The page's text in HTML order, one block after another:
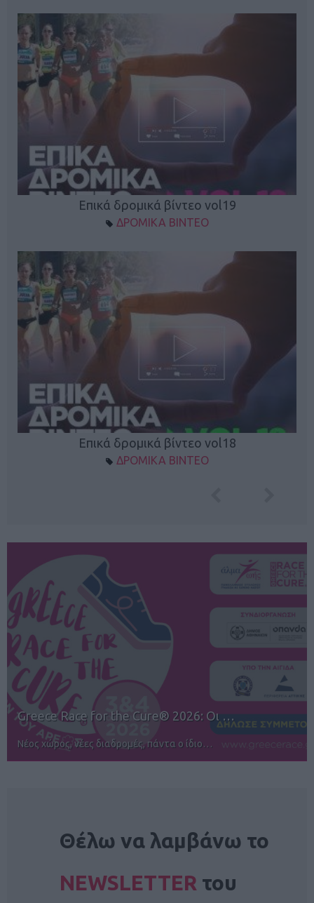
Επικά δρομικά βίντεο vol19
ΔΡΟΜΙΚΑ ΒΙΝΤΕΟ
Επικά δρομικά βίντεο vol18
ΔΡΟΜΙΚΑ ΒΙΝΤΕΟ
12ος TUI Rhodes Marathon: Άνοιγμα ε…
Αγώνες για όλους στην Ρόδο
Θέλω να λαμβάνω το
NEWSLETTER του